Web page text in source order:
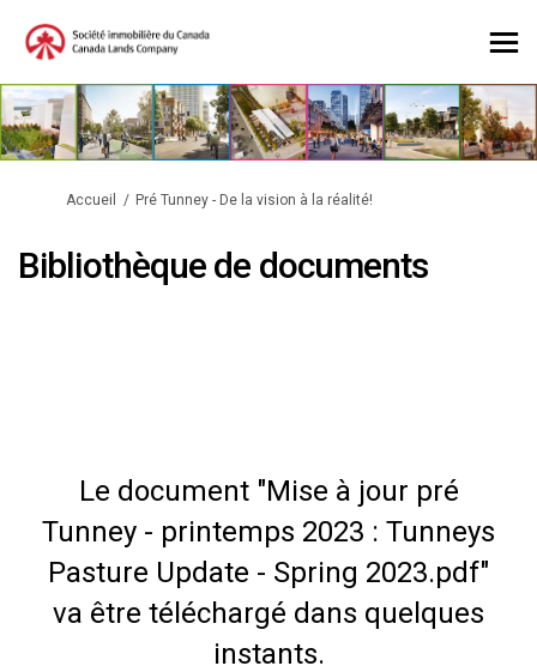
Vous êtes ici:
Accueil Pré Tunney - De la vision à la réalité!
Bibliothèque de documents
Le document "Mise à jour pré
Tunney - printemps 2023 : Tunneys
Pasture Update - Spring 2023.pdf"
va être téléchargé dans quelques
instants.